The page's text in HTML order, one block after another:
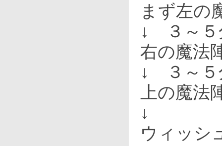
まず左の
↓ ３～５
右の魔法
↓ ３～５
上の魔法
↓
ウィッシ